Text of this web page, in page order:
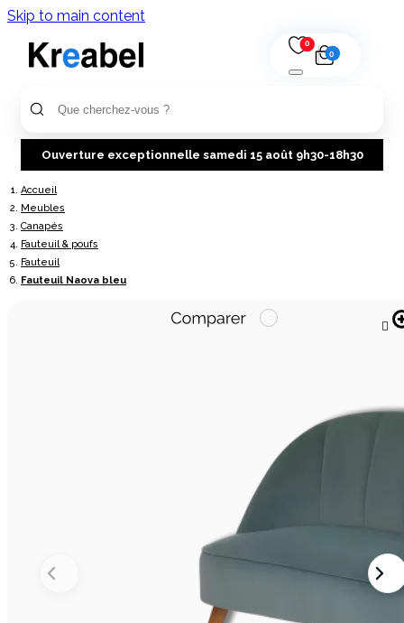
Skip to main content
0
0
Ouverture exceptionnelle samedi 15 août 9h30-18h30
Accueil
Meubles
Canapés
Fauteuil & poufs
Fauteuil
Fauteuil Naova bleu
